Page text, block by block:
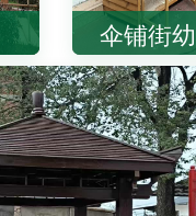
伞铺街